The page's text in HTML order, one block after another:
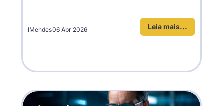
Leia mais...
IMendes06 Abr 2026